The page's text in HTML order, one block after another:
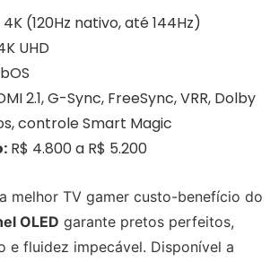
4K (120Hz nativo, até 144Hz)
UHD
2.1, G-Sync, FreeSync, VRR, Dolby
controle Smart Magic
R$ 4.800 a R$ 5.200
melhor TV gamer custo-benefício do
OLED garante pretos perfeitos,
e fluidez impecável. Disponível a